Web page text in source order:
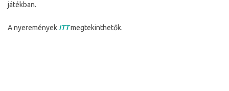
játékban.
A nyeremények ITTmegtekinthetők.